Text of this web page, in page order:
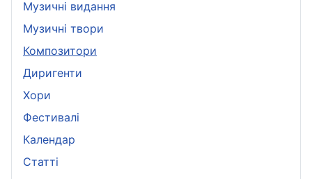
Музичні видання
Музичні твори
Композитори
Диригенти
Хори
Фестивалі
Календар
Статті